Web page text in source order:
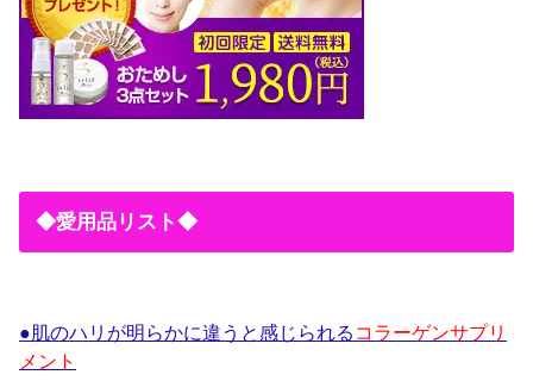
◆愛用品リスト◆
●肌のハリが明らかに違うと感じられる コラーゲンサプリ
メント